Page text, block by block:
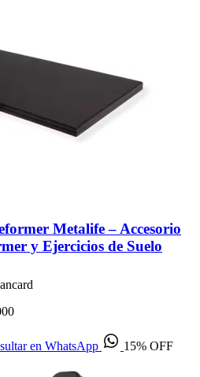
Metalife – Accesorio
y Ejercicios de Suelo
en WhatsApp 15% OFF